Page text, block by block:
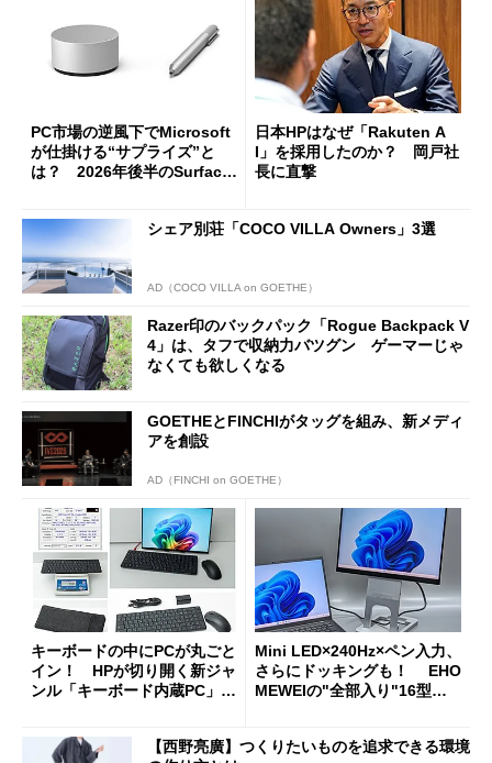
PC市場の逆風下でMicrosoft
が仕掛ける“サプライズ”と
は？ 2026年後半のSurface
日本HPはなぜ「Rakuten A
I」を採用したのか？ 岡戸社
長に直撃
シェア別荘「COCO VILLA Owners」3選
AD（COCO VILLA on GOETHE）
Razer印のバックパック「Rogue Backpack V
4」は、タフで収納力バツグン ゲーマーじゃ
なくても欲しくなる
GOETHEとFINCHIがタッグを組み、新メディ
アを創設
AD（FINCHI on GOETHE）
キーボードの中にPCが丸ごと
イン！ HPが切り開く新ジャ
ンル「キーボード内蔵PC」の
Mini LED×240Hz×ペン入力、
さらにドッキングも！ EHO
MEWEIの"全部入り"16型モ
【西野亮廣】つくりたいものを追求できる環境